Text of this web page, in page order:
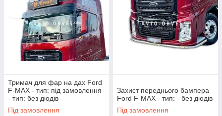
Тримач для фар на дах Ford
F-MAX - тип: під замовлення
- тип: без діодів
Під замовлення
Захист переднього бампера
Ford F-MAX - тип: - без діодів
Під замовлення